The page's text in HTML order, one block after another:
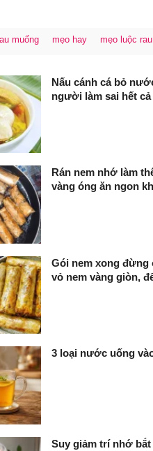
muống mẹo hay mẹo luộc rau
Nấu cánh cá bỏ
người làm sai hết cả
Rán nem nhớ làm
vàng óng ăn ngon
Gói nem xong đừng
vỏ nem vàng giòn,
3 loại nước uống
Suy giảm trí nhớ